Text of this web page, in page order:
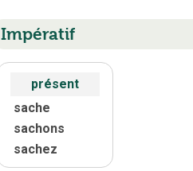
Impératif
présent
sache
sachons
sachez